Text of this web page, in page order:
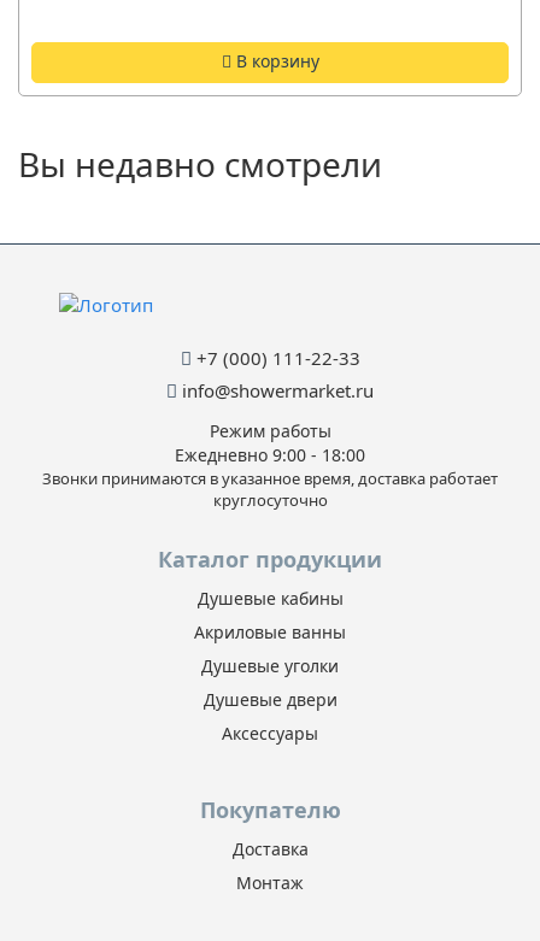
В корзину
Вы недавно смотрели
+7 (000) 111-22-33
info@showermarket.ru
Режим работы
Ежедневно 9:00 - 18:00
Звонки принимаются в указанное время, доставка работает
круглосуточно
Каталог продукции
Душевые кабины
Акриловые ванны
Душевые уголки
Душевые двери
Аксессуары
Покупателю
Доставка
Монтаж